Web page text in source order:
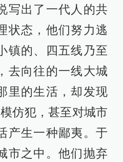
写出了一代人的共
状态，他们努力逃
镇的、四五线乃至
去向往的一线大城
里的生活，却发现
仿犯，甚至对城市
产生一种鄙夷。于
市之中。他们抛弃